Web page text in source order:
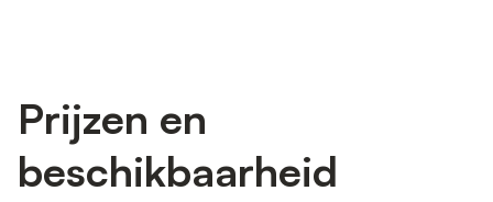
Prijzen en
beschikbaarheid